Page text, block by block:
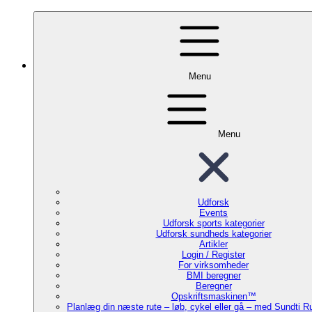
Menu
Menu
Udforsk
Events
Udforsk sports kategorier
Udforsk sundheds kategorier
Artikler
Login / Register
For virksomheder
BMI beregner
Beregner
Opskriftsmaskinen™
Planlæg din næste rute – løb, cykel eller gå – med Sundti